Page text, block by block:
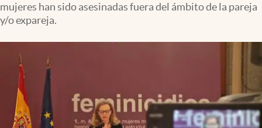
mujeres han sido asesinadas fuera del ámbito de la pareja
y/o expareja.